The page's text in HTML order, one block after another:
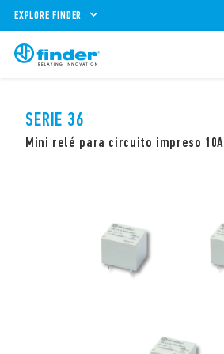
EXPLORE FINDER
SERIE 36
Mini relé para circuito impreso 10A